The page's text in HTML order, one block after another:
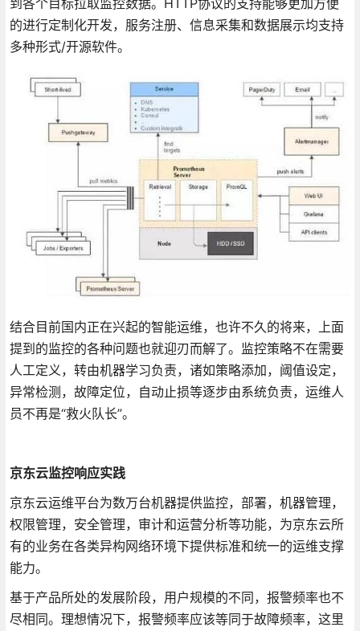
的进行定制化开发，服务注册、信息采集和数据展示均支持
多种形式/开源软件。
结合目前国内正在兴起的智能运维，也许不久的将来，上面
提到的监控的各种问题也就迎刃而解了。监控策略不在需要
人工定义，转由机器学习负责，诸如策略添加，阈值设定，
异常检测，故障定位，自动止损等逐步由系统负责，运维人
员不再是“救火队长”。
京东云监控响应实践
京东云运维平台为数万台机器提供监控，部署，机器管理，
权限管理，安全管理，审计和运营分析等功能，为京东云所
有的业务在各类异构网络环境下提供标准和统一的运维支撑
能力。
基于产品所处的发展阶段，用户规模的不同，报警频率也不
尽相同。理想情况下，报警频率应该等同于故障频率，这里